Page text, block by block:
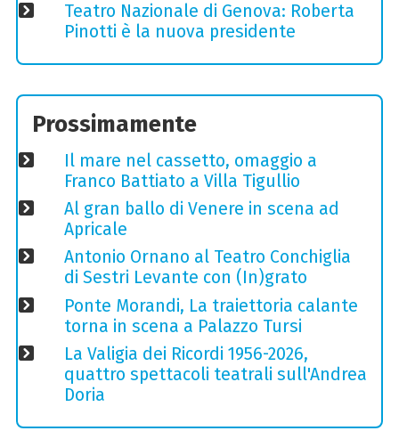
Teatro Nazionale di Genova: Roberta
Pinotti è la nuova presidente
Prossimamente
Il mare nel cassetto, omaggio a
Franco Battiato a Villa Tigullio
Al gran ballo di Venere in scena ad
Apricale
Antonio Ornano al Teatro Conchiglia
di Sestri Levante con (In)grato
Ponte Morandi, La traiettoria calante
torna in scena a Palazzo Tursi
La Valigia dei Ricordi 1956-2026,
quattro spettacoli teatrali sull'Andrea
Doria